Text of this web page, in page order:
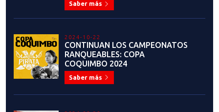
2024-07-30
Seminario Formación,
refrescamiento y capacitación –
Viña del Mar
Saber más